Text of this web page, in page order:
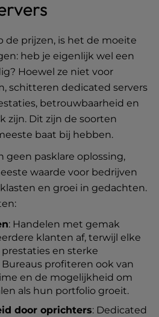
de prijzen, is het de moeite
heb je eigenlijk wel een
Hoewel ze niet voor
schitteren dedicated servers
betrouwbaarheid en
zijn. Dit zijn de soorten
baat bij hebben.
geen pasklare oplossing,
waarde voor bedrijven
en groei in gedachten.
: Handelen met gemak
klanten af, terwijl elke
en sterke
profiteren ook van
en de mogelijkheid om
als hun portfolio groeit.
door oprichters: Dedicated